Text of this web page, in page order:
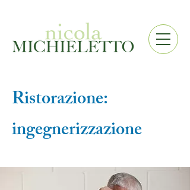
Ristorazione:
ingegnerizzazione